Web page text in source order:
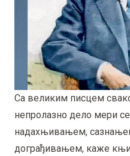
Са великим писцем
непролазно дело мери
надахњивањем,
дограђивањем, каже